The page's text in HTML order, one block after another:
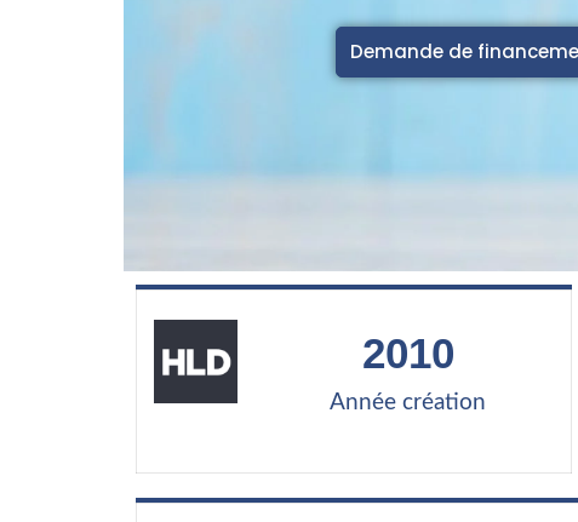
Demande de
Année création
2010